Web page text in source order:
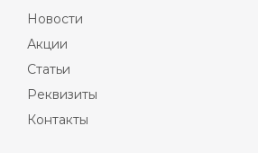
Новости
Акции
Статьи
Реквизиты
Контакты